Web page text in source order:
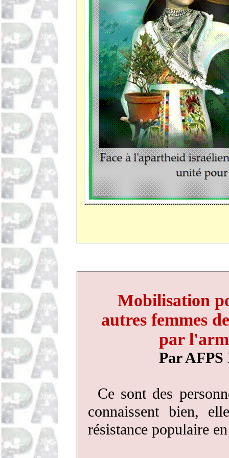
Mobilisation
autres femmes
par
Par AFPS
Ce sont des
connaissent bien,
résistance populaire